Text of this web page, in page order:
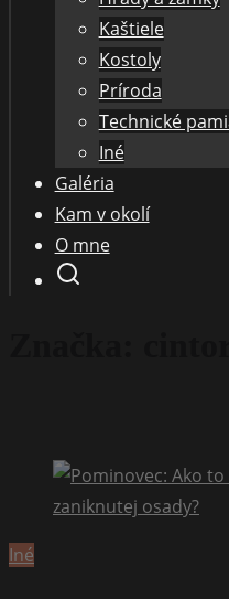
Kaštiele
Kostoly
Príroda
Technické
Iné
Galéria
Kam v okolí
O mne
Iné